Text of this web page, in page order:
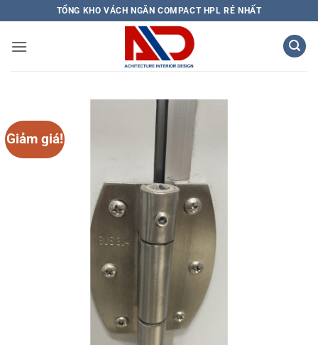
qua
nội
TỔNG KHO VÁCH NGĂN COMPACT HPL RẺ NHẤT
Giảm giá!